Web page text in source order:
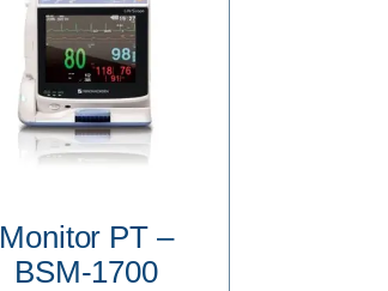
Monitor PT –
BSM-1700